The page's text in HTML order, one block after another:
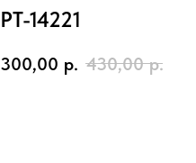
PT-14221
300,00 р. 430,00 р.